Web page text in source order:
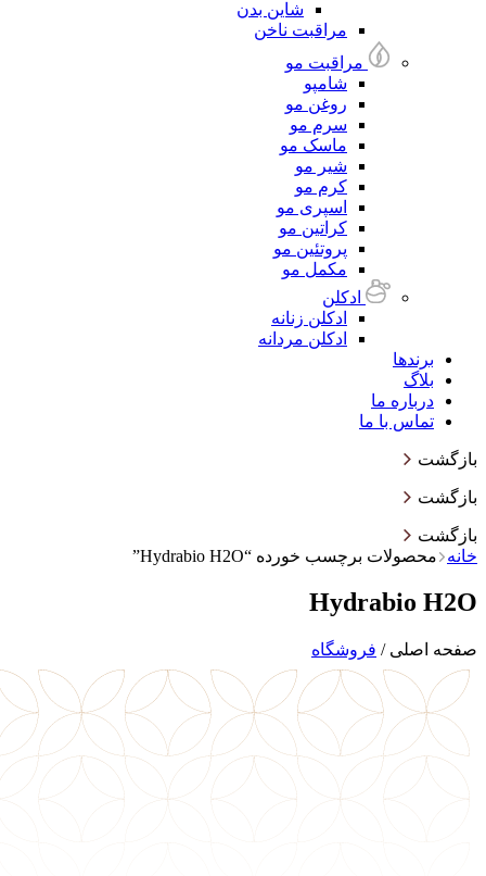
شاین بدن
مراقبت ناخن
مراقبت مو
شامپو
روغن مو
سرم مو
ماسک مو
شیر مو
کرم مو
اسپری مو
کراتین مو
پروتئین مو
مکمل مو
ادکلن
ادکلن زنانه
ادکلن مردانه
برندها
بلاگ
درباره ما
تماس با ما
بازگشت
بازگشت
بازگشت
خانه
محصولات برچسب خورده “Hydrabio H2O”
Hydrabio H2O
صفحه اصلی / فروشگاه